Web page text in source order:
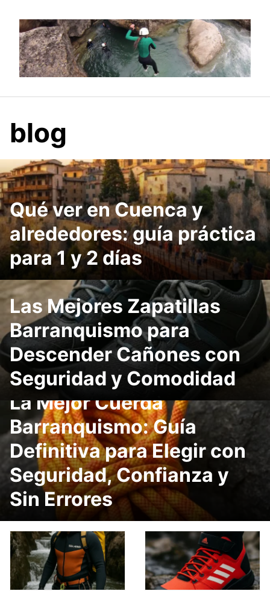
contenido
blog
Qué ver en Cuenca y
alrededores: guía práctica
para 1 y 2 días
Las Mejores Zapatillas
Barranquismo para
Descender Cañones con
Seguridad y Comodidad
La Mejor Cuerda
Barranquismo: Guía
Definitiva para Elegir con
Seguridad, Confianza y
Sin Errores